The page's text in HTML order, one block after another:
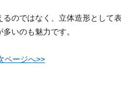
のではなく、立体造形として
いのも魅力です。
ページへ>>